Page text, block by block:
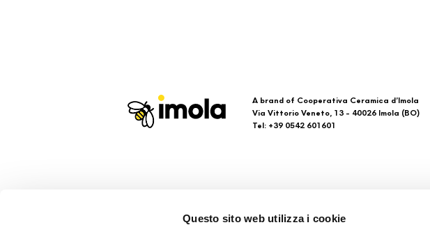
Questo sito web utilizza i cookie
A brand of Cooperativa Ceramica d’Imola
Via Vittorio Veneto, 13 - 40026 Imola (BO)
Tel: +39 0542 601601